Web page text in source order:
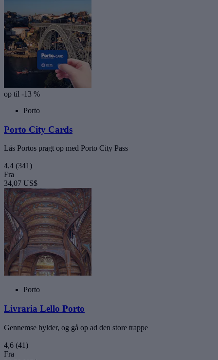
op til -13 %
Porto
Porto City Cards
Lås Portos pragt op med Porto City Pass
4,4 (341)
Fra
34,07 US$
Porto
Livraria Lello Porto
Gennemse hylder, og gå op ad den store trappe
4,6 (41)
Fra